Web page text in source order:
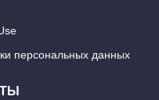
персональных данных